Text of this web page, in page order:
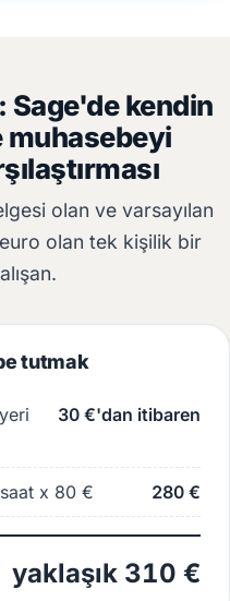
Sage'de kendin
muhasebeyi
olan ve varsayılan
olan tek kişilik bir
tutmak
30 €'dan itibaren
x 80 € 280 €
yaklaşık 310 €